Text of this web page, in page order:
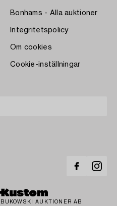
Bonhams - Alla auktioner
Integritetspolicy
Om cookies
Cookie-inställningar
AUKTIONER AB